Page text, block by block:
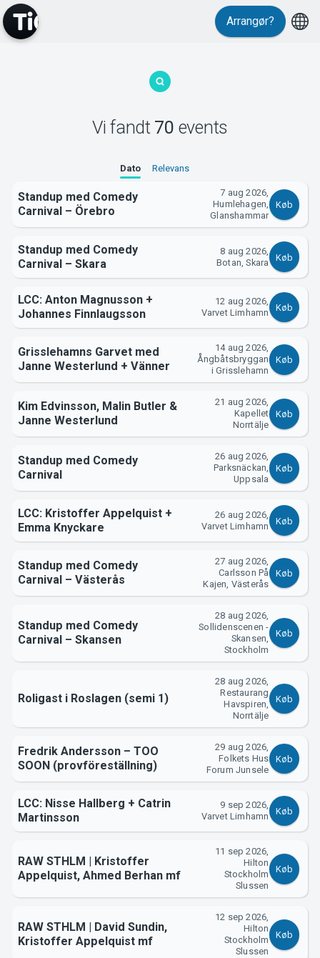
MyTickster
Support
Om Tickster
Arrangør?
Vi fandt 70 events
Dato Relevans
Standup med Comedy
Carnival – Örebro
7 aug 2026,
Humlehagen,
Glanshammar
Køb
Standup med Comedy
Carnival – Skara
8 aug 2026,
Botan, Skara
Køb
LCC: Anton Magnusson +
Johannes Finnlaugsson
12 aug 2026,
Varvet Limhamn
Køb
Grisslehamns Garvet med
Janne Westerlund + Vänner
14 aug 2026,
Ångbåtsbryggan
i Grisslehamn
Køb
Kim Edvinsson, Malin Butler &
Janne Westerlund
21 aug 2026,
Kapellet
Norrtälje
Køb
Standup med Comedy
Carnival
26 aug 2026,
Parksnäckan,
Uppsala
Køb
LCC: Kristoffer Appelquist +
Emma Knyckare
26 aug 2026,
Varvet Limhamn
Køb
Standup med Comedy
Carnival – Västerås
27 aug 2026,
Carlsson På
Kajen, Västerås
Køb
Standup med Comedy
Carnival – Skansen
28 aug 2026,
Sollidenscenen -
Skansen,
Stockholm
Køb
Roligast i Roslagen (semi 1)
28 aug 2026,
Restaurang
Havspiren,
Norrtälje
Køb
Fredrik Andersson – TOO
SOON (provföreställning)
29 aug 2026,
Folkets Hus
Forum Junsele
Køb
LCC: Nisse Hallberg + Catrin
Martinsson
9 sep 2026,
Varvet Limhamn
Køb
RAW STHLM | Kristoffer
Appelquist, Ahmed Berhan mf
11 sep 2026,
Hilton
Stockholm
Slussen
Køb
RAW STHLM | David Sundin,
Kristoffer Appelquist mf
12 sep 2026,
Hilton
Stockholm
Slussen
Køb